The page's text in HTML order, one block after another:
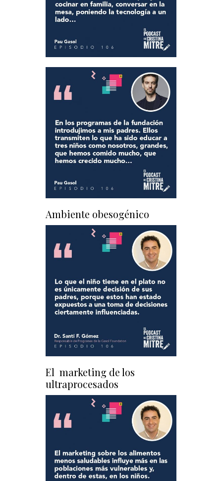
Ambiente obesogénico
El marketing de los
ultraprocesados